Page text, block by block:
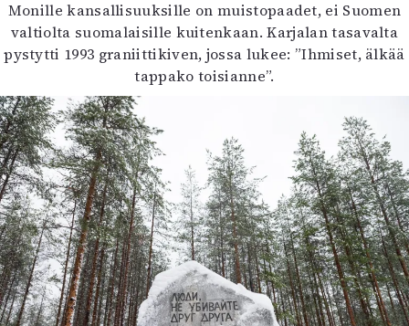
Monille kansallisuuksille on muistopaadet, ei Suomen
valtiolta suomalaisille kuitenkaan. Karjalan tasavalta
pystytti 1993 graniittikiven, jossa lukee: ”Ihmiset, älkää
tappako toisianne”.